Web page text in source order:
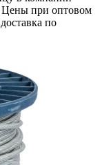
Цены при оптовом
по